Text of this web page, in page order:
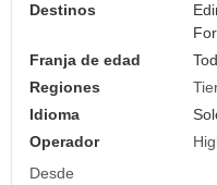
Destinos
Franja de edad
Regiones
Idioma
Operador
Desde